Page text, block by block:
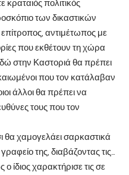
πολιτικός
των δικαστικών
αντιμέτωπος με
που εκθέτουν τη χώρα
στην Καστοριά θα πρέπει
που τον κατάλαβαν
άλλοι θα πρέπει να
τους που τον
θα χαμογελάει σαρκαστικά
της, διαβάζοντας τις…
ίδιος χαρακτήρισε τις σε